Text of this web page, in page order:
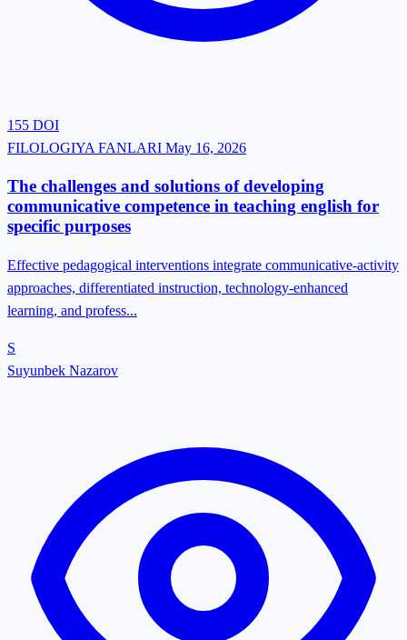
155 DOI
FILOLOGIYA FANLARI May 16, 2026
The challenges and solutions of developing
communicative competence in teaching english for
specific purposes
Effective pedagogical interventions integrate communicative-activity
approaches, differentiated instruction, technology-enhanced
learning, and profess...
S
Suyunbek Nazarov